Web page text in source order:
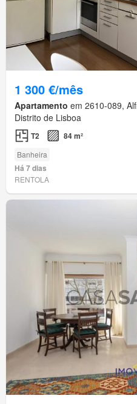
1 300 €/mês
Apartamento em 2610-089,
Distrito de Lisboa
T2 84 m²
Banheira
Há 7 dias
RENTOLA